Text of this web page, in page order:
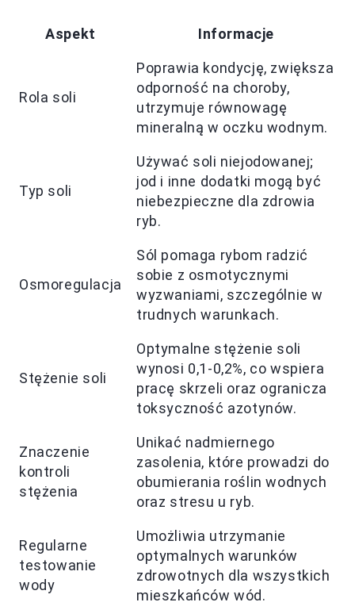
Aspekt Informacje
Rola soli
Poprawia kondycję, zwiększa
odporność na choroby,
utrzymuje równowagę
mineralną w oczku wodnym.
Typ soli
Używać soli niejodowanej;
jod i inne dodatki mogą być
niebezpieczne dla zdrowia
ryb.
Osmoregulacja
Sól pomaga rybom radzić
sobie z osmotycznymi
wyzwaniami, szczególnie w
trudnych warunkach.
Stężenie soli
Optymalne stężenie soli
wynosi 0,1-0,2%, co wspiera
pracę skrzeli oraz ogranicza
toksyczność azotynów.
Znaczenie
kontroli
stężenia
Unikać nadmiernego
zasolenia, które prowadzi do
obumierania roślin wodnych
oraz stresu u ryb.
Regularne
testowanie
wody
Umożliwia utrzymanie
optymalnych warunków
zdrowotnych dla wszystkich
mieszkańców wód.